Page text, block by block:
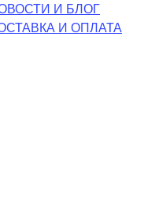
И БЛОГ
И ОПЛАТА